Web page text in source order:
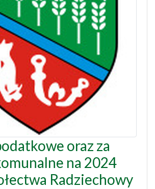
oraz za
na 2024
Radziechowy